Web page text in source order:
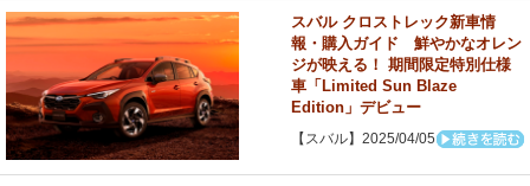
スバル クロストレック新車情
報・購入ガイド 鮮やかなオレン
ジが映える！ 期間限定特別仕様
車「Limited Sun Blaze
Edition」デビュー
【スバル】2025/04/05